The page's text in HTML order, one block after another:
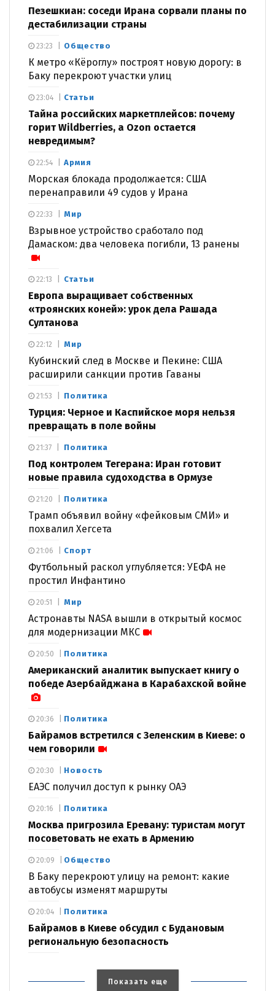
Пезешкиан: соседи Ирана сорвали планы по
дестабилизации страны
Общество
К метро «Кёроглу» построят новую дорогу: в
Баку перекроют участки улиц
23:23
Статьи
Тайна российских маркетплейсов: почему
горит Wildberries, а Ozon остается
невредимым?
23:04
Армия
Морская блокада продолжается: США
перенаправили 49 судов у Ирана
22:54
Мир
Взрывное устройство сработало под
Дамаском: два человека погибли, 13 ранены
22:33
Статьи
Европа выращивает собственных
«троянских коней»: урок дела Рашада
Султанова
22:13
Мир
Кубинский след в Москве и Пекине: США
расширили санкции против Гаваны
22:12
Политика
Турция: Черное и Каспийское моря нельзя
превращать в поле войны
21:53
Политика
Под контролем Тегерана: Иран готовит
новые правила судоходства в Ормузе
21:37
Политика
Трамп объявил войну «фейковым СМИ» и
похвалил Хегсета
21:20
Спорт
Футбольный раскол углубляется: УЕФА не
простил Инфантино
21:06
Мир
Астронавты NASA вышли в открытый космос
для модернизации МКС
20:51
Политика
Американский аналитик выпускает книгу о
победе Азербайджана в Карабахской войне
20:50
Политика
Байрамов встретился с Зеленским в Киеве: о
чем говорили
20:36
Новость
ЕАЭС получил доступ к рынку ОАЭ
20:30
Политика
Москва пригрозила Еревану: туристам могут
посоветовать не ехать в Армению
20:16
Общество
В Баку перекроют улицу на ремонт: какие
автобусы изменят маршруты
20:09
Политика
Байрамов в Киеве обсудил с Будановым
региональную безопасность
20:04
Показать еще